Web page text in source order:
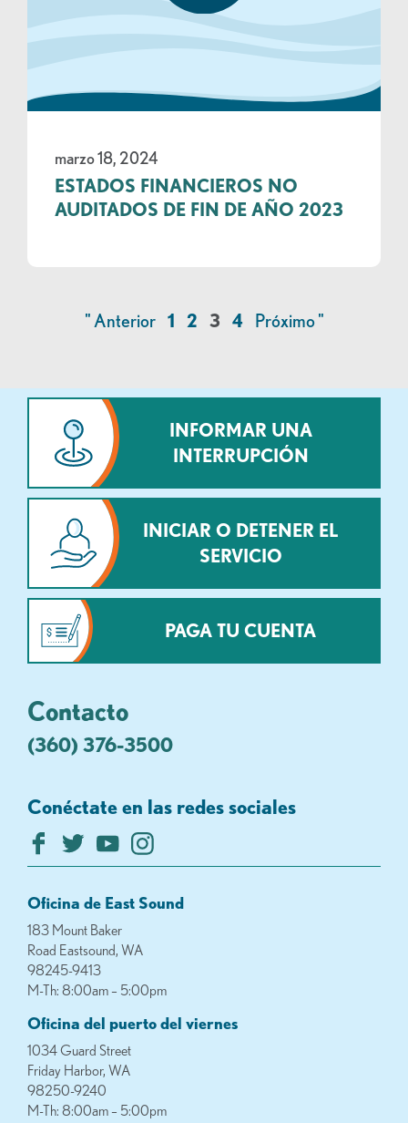
marzo 18, 2024
ESTADOS FINANCIEROS NO
AUDITADOS DE FIN DE AÑO 2023
" Anterior 1 2 3 4 Próximo "
INFORMAR UNA
INTERRUPCIÓN
INICIAR O DETENER EL
SERVICIO
PAGA TU CUENTA
Contacto
(360) 376-3500
Conéctate en las redes sociales
Oficina de East Sound
183 Mount Baker
Road Eastsound, WA
98245-9413
M-Th: 8:00am – 5:00pm
Oficina del puerto del viernes
1034 Guard Street
Friday Harbor, WA
98250-9240
M-Th: 8:00am – 5:00pm